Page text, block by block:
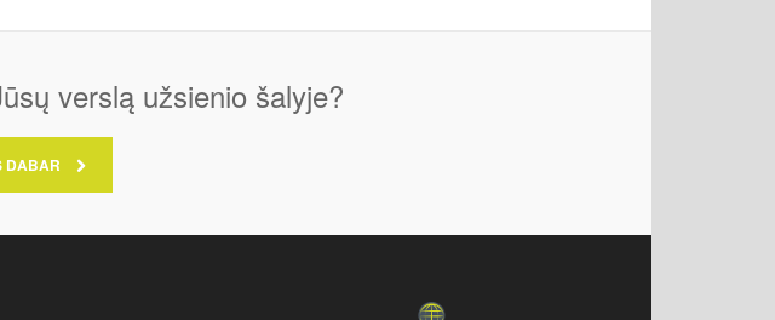
verslą užsienio šalyje?
DABAR